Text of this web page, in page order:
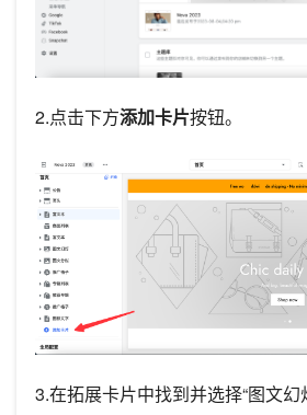
2.点击下方添加卡片按钮。
3.在拓展卡片中找到并选择“图文幻